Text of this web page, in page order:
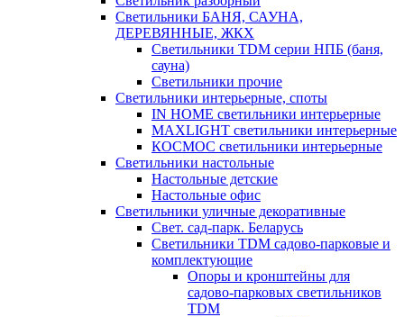
Светильники БАНЯ, САУНА,
ДЕРЕВЯННЫЕ, ЖКХ
Светильники TDM серии НПБ (баня,
сауна)
Светильники прочие
Светильники интерьерные, споты
IN HOME светильники интерьерные
MAXLIGHT светильники интерьерные
КОСМОС светильники интерьерные
Светильники настольные
Настольные детские
Настольные офис
Светильники уличные декоративные
Свет. сад-парк. Беларусь
Светильники TDM садово-парковые и
комплектующие
Опоры и кронштейны для
садово-парковых светильников
TDM